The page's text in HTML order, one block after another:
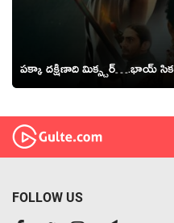
పక్కా దక్షిణాది మిక్స్చర్….భాయ్
FOLLOW US